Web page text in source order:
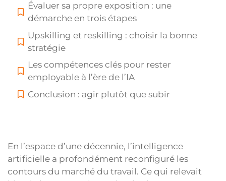
Évaluer sa propre exposition : une
démarche en trois étapes
Upskilling et reskilling : choisir la bonne
stratégie
Les compétences clés pour rester
employable à l’ère de l’IA
Conclusion : agir plutôt que subir
En l’espace d’une décennie, l’intelligence
artificielle a profondément reconfiguré les
contours du marché du travail. Ce qui relevait